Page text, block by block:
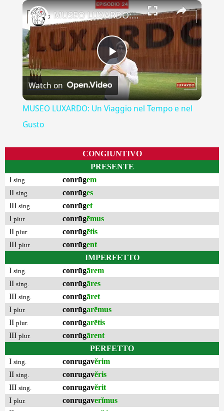
Fullscreen ×
Play
Video
MUSEO LUXARDO: Un Viaggio nel Tempo e nel Gusto
Watch on
MUSEO LUXARDO: Un Viaggio nel Tempo e nel
Gusto
CONGIUNTIVO
PRESENTE
I sing. conrūgem
II sing. conrūges
III sing. conrūget
I plur. conrūgēmus
II plur. conrūgētis
III plur. conrūgent
IMPERFETTO
I sing. conrūgārem
II sing. conrūgāres
III sing. conrūgāret
I plur. conrūgarēmus
II plur. conrūgarētis
III plur. conrūgārent
PERFETTO
I sing. conrugavĕrim
II sing. conrugavĕris
III sing. conrugavĕrit
I plur. conrugaverĭmus